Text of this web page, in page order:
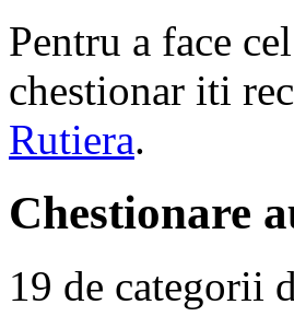
Pentru a face
chestionar iti
Rutiera.
Chestionare
19 de categorii